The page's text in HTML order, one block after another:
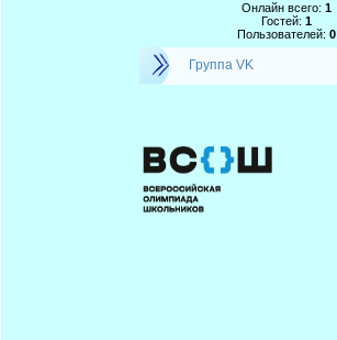
Онлайн всего: 1
Гостей: 1
Пользователей: 0
Группа VK